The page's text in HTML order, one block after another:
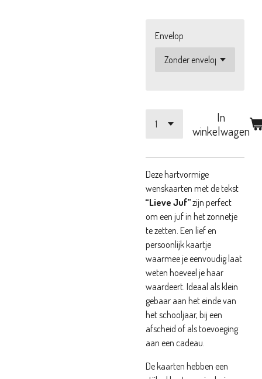
Envelop
In
winkelwagen
Deze hartvormige
wenskaarten met de tekst
“Lieve Juf”zijn perfect
om een juf in het zonnetje
te zetten. Een lief en
persoonlijk kaartje
waarmee je eenvoudig laat
weten hoeveel je haar
waardeert. Ideaal als klein
gebaar aan het einde van
het schooljaar, bij een
afscheid of als toevoeging
aan een cadeau.
De kaarten hebben een